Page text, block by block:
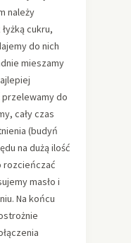
należy
cukru,
do nich
mieszamy
przelewamy do
cały czas
(budyń
na dużą ilość
rozcieńczać
masło i
Na końcu